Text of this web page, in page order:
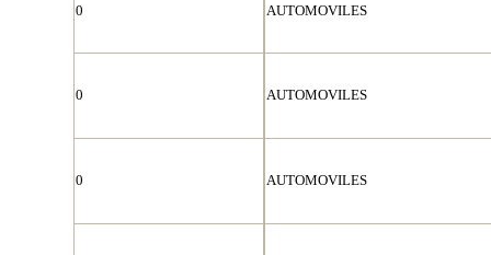
0 AUTOMOVILES
0 AUTOMOVILES
0 AUTOMOVILES